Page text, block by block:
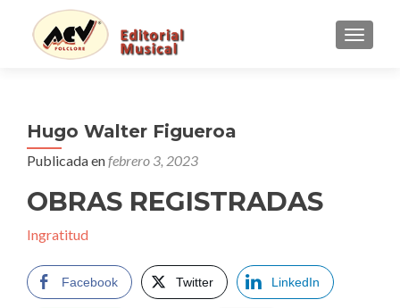
Hugo Walter Figueroa
Publicada enfebrero 3, 2023
OBRAS REGISTRADAS
Ingratitud
Facebook Twitter LinkedIn